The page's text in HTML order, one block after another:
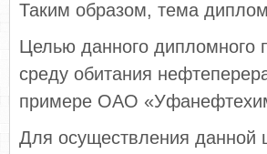
Таким образом, тема
Целью данного дипломного
среду обитания
примере ОАО
Для осуществления